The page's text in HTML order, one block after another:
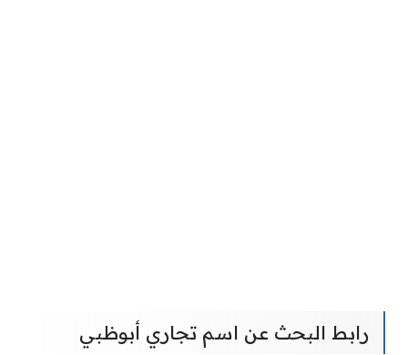
رابط البحث عن اسم تجاري أبوظبي